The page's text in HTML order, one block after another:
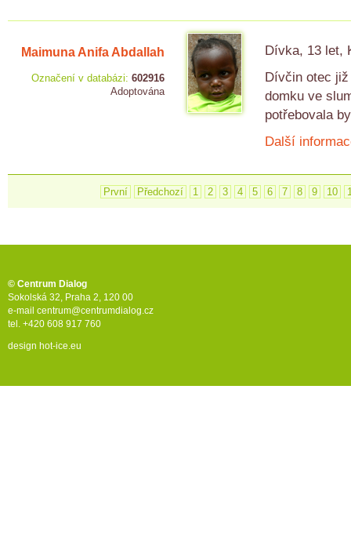
Maimuna Anifa Abdallah
Označení v databázi: 602916
Adoptována
Dívka, 13 let,
Dívčin otec
domku ve
potřebovala
Další
První Předchozí 1 2 3 4 5 6 7 8 9 10
© Centrum Dialog
Sokolská 32, Praha 2, 120 00
e-mail centrum@centrumdialog.cz
tel. +420 608 917 760
design hot-ice.eu